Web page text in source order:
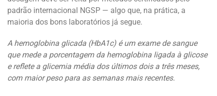
padrão internacional NGSP — algo que, na prática, a
maioria dos bons laboratórios já segue.
A hemoglobina glicada (HbA1c) é um exame de sangue
que mede a porcentagem da hemoglobina ligada à glicose
e reflete a glicemia média dos últimos dois a três meses,
com maior peso para as semanas mais recentes.